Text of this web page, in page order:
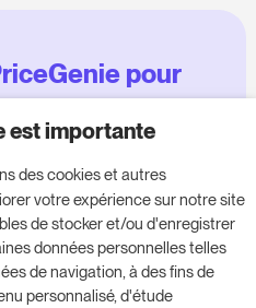
pour
à votre entreprise,
pour commencer votre
est importante
des cookies et autres
votre expérience sur notre site
de stocker et/ou d'enregistrer
données personnelles telles
de navigation, à des fins de
personnalisé, d'étude